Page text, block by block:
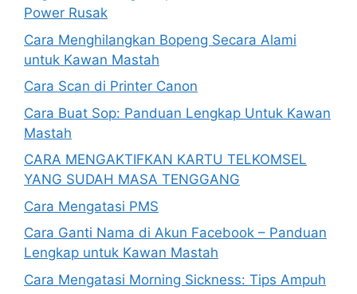
Power Rusak
Cara Menghilangkan Bopeng Secara Alami
untuk Kawan Mastah
Cara Scan di Printer Canon
Cara Buat Sop: Panduan Lengkap Untuk Kawan
Mastah
CARA MENGAKTIFKAN KARTU TELKOMSEL
YANG SUDAH MASA TENGGANG
Cara Mengatasi PMS
Cara Ganti Nama di Akun Facebook – Panduan
Lengkap untuk Kawan Mastah
Cara Mengatasi Morning Sickness: Tips Ampuh